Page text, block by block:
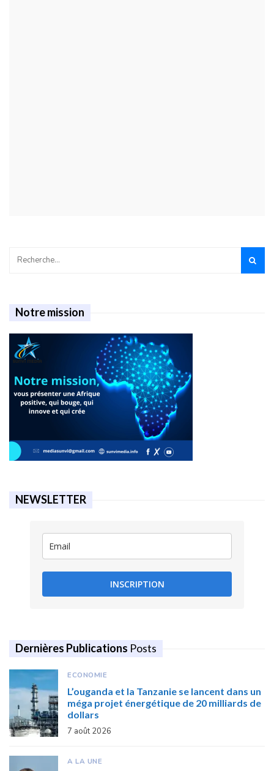
Notre mission
NEWSLETTER
INSCRIPTION
Dernières Publications Posts
ECONOMIE
L’ouganda et la Tanzanie se lancent dans un
méga projet énergétique de 20 milliards de
dollars
7 août 2026
A LA UNE